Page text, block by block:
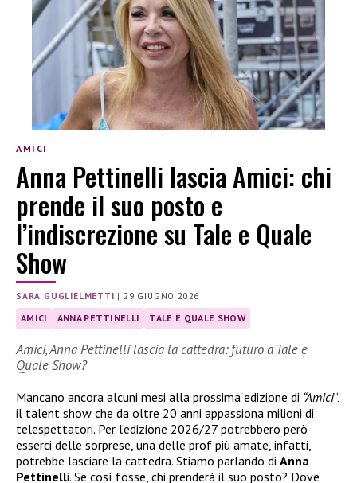
AMICI
Anna Pettinelli lascia Amici: chi
prende il suo posto e
l’indiscrezione su Tale e Quale
Show
SARA GUGLIELMETTI | 29 GIUGNO 2026
AMICI ANNA PETTINELLI TALE E QUALE SHOW
Amici, Anna Pettinelli lascia la cattedra: futuro a Tale e
Quale Show?
Mancano ancora alcuni mesi alla prossima edizione di “Amici“,
il talent show che da oltre 20 anni appassiona milioni di
telespettatori. Per l’edizione 2026/27 potrebbero però
esserci delle sorprese, una delle prof più amate, infatti,
potrebbe lasciare la cattedra. Stiamo parlando di Anna
Pettinelli. Se così fosse, chi prenderà il suo posto? Dove